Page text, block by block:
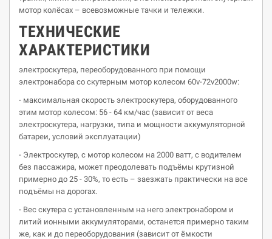
мотор колёсах – всевозможные тачки и тележки.
ТЕХНИЧЕСКИЕ
ХАРАКТЕРИСТИКИ
электроскутера, переоборудованного при помощи
электронабора со скутерным мотор колесом 60v-72v2000w:
- максимальная скорость электроскутера, оборудованного
этим мотор колесом: 56 - 64 км/час (зависит от веса
электроскутера, нагрузки, типа и мощности аккумуляторной
батареи, условий эксплуатации)
- Электроскутер, с мотор колесом на 2000 ватт, с водителем
без пассажира, может преодолевать подъёмы крутизной
примерно до 25 - 30%, то есть – заезжать практически на все
подъёмы на дорогах.
- Вес скутера с установленным на него электронабором и
литий ионными аккумуляторами, останется примерно таким
же, как и до переоборудования (зависит от ёмкости